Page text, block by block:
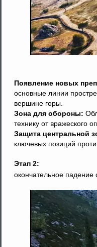
Появление новых
основные линии
вершине горы.
Зона для обороны:
технику от вражеского
Защита центральной
ключевых позиций
Этап 2:
окончательное падение